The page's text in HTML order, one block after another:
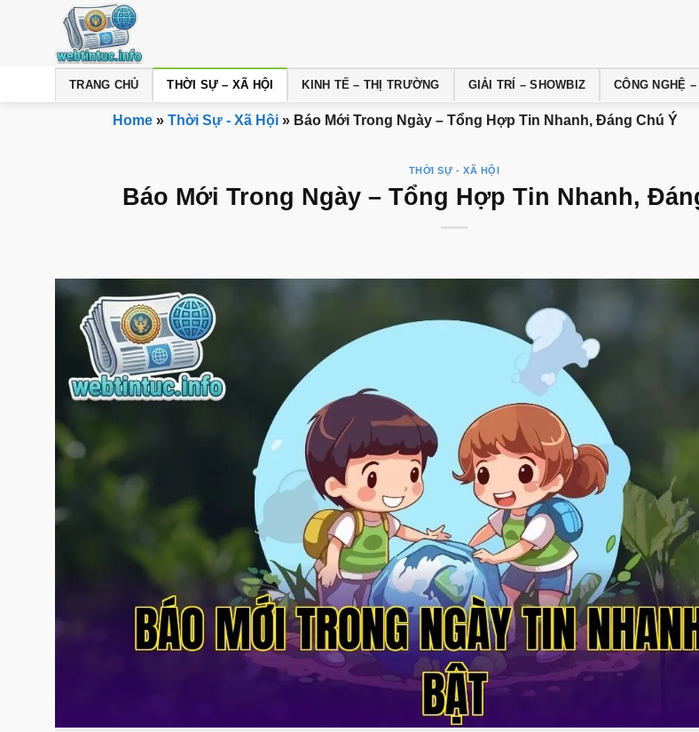
TRANG CHỦ THỜI SỰ – XÃ HỘI KINH TẾ – THỊ TRƯỜNG GIẢI TRÍ – SHOWBIZ CÔNG NGHỆ –
Home » Thời Sự - Xã Hội » Báo Mới Trong Ngày – Tổng Hợp Tin Nhanh, Đáng Chú Ý
THỜI SỰ - XÃ HỘI
Báo Mới Trong Ngày – Tổng Hợp Tin Nhanh,